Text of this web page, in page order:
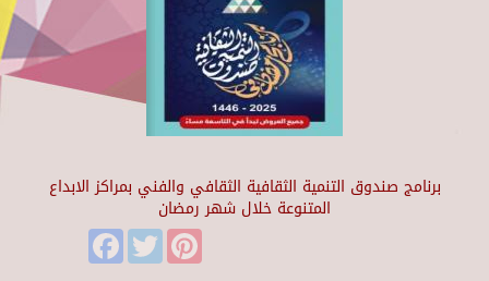
برنامج صندوق التنمية الثقافية الثقافي والفني بمراكز الابداع
المتنوعة خلال شهر رمضان
FacebookTwitter